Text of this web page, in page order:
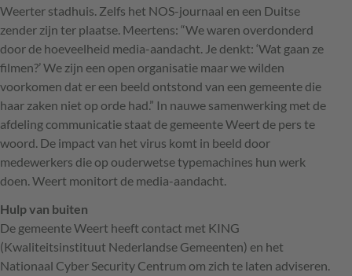
Weerter stadhuis. Zelfs het NOS-journaal en een Duitse
zender zijn ter plaatse. Meertens: “We waren overdonderd
door de hoeveelheid media-aandacht. Je denkt: ‘Wat gaan ze
filmen?’ We zijn een open organisatie maar we wilden
voorkomen dat er een beeld ontstond van een gemeente die
haar zaken niet op orde had.” In nauwe samenwerking met de
afdeling communicatie staat de gemeente Weert de pers te
woord. De impact van het virus komt in beeld door
medewerkers die op ouderwetse typemachines hun werk
doen. Weert monitort de media-aandacht.
Hulp van buiten
De gemeente Weert heeft contact met KING
(Kwaliteitsinstituut Nederlandse Gemeenten) en het
Nationaal Cyber Security Centrum om zich te laten adviseren.